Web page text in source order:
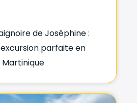
de Joséphine :
parfaite en
Martinique